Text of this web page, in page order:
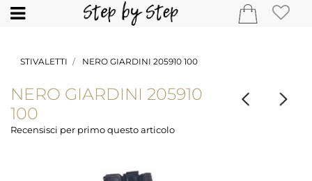
Open
STIVALETTI NERO GIARDINI 205910 100
NERO GIARDINI 205910
100
Recensisci per primo questo articolo